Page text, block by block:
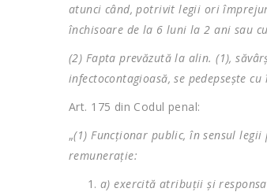
atunci când, potrivit legii ori
închisoare de la 6 luni la 2 ani sau
(2) Fapta prevăzută la alin. (1),
infectocontagioasă, se pedepseşte
Art. 175 din Codul penal:
„(1) Funcţionar public, în sensul
remuneraţie:
a) exercită atribuţii şi